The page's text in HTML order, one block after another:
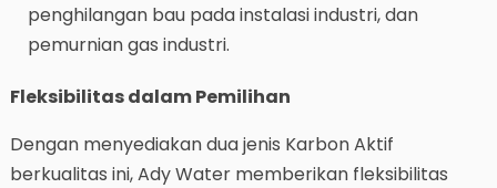
penghilangan bau pada instalasi industri, dan
pemurnian gas industri.
Fleksibilitas dalam Pemilihan
Dengan menyediakan dua jenis Karbon Aktif
berkualitas ini, Ady Water memberikan fleksibilitas